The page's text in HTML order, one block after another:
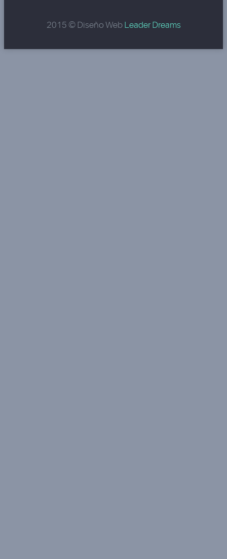
2015 © Diseño Web Leader Dreams